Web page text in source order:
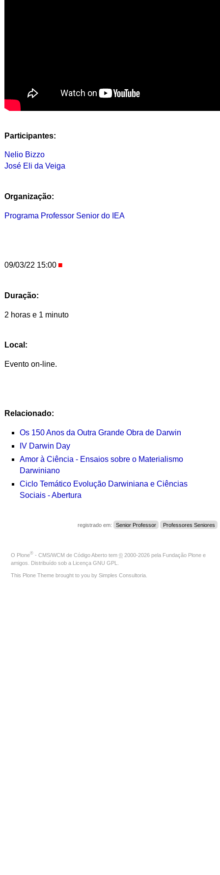
Participantes:
Nelio Bizzo
José Eli da Veiga
Organização:
Programa Professor Senior do IEA
09/03/22 15:00
Duração:
2 horas e 1 minuto
Local:
Evento on-line.
Relacionado:
Os 150 Anos da Outra Grande Obra de Darwin
IV Darwin Day
Amor à Ciência - Ensaios sobre o Materialismo
Darwiniano
Ciclo Temático Evolução Darwiniana e Ciências
Sociais - Abertura
registrado em: Senior Professor Professores Seniores
O Plone® - CMS/WCM de Código Aberto tem © 2000-2026 pela Fundação Plone e
amigos. Distribuído sob a Licença GNU GPL
This Plone Theme brought to you by Simples Consultoria